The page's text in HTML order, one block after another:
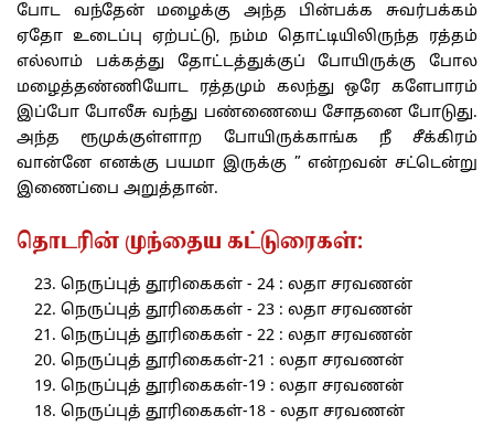
போட வந்தேன் மழைக்கு அந்த பின்பக்க சுவர்பக்கம்
ஏதோ உடைப்பு ஏற்பட்டு, நம்ம தொட்டியிலிருந்த ரத்தம்
எல்லாம் பக்கத்து தோட்டத்துக்குப் போயிருக்கு போல
மழைத்தண்ணியோட ரத்தமும் கலந்து ஒரே களேபாரம்
இப்போ போலீசு வந்து பண்ணையை சோதனை போடுது.
அந்த ரூமுக்குள்ளாற போயிருக்காங்க நீ சீக்கிரம்
வான்னே எனக்கு பயமா இருக்கு ” என்றவன் சட்டென்று
இணைப்பை அறுத்தான்.
தொடரின் முந்தைய கட்டுரைகள்:
நெருப்புத் தூரிகைகள் - 24 : லதா சரவணன்
நெருப்புத் தூரிகைகள் - 23 : லதா சரவணன்
நெருப்புத் தூரிகைகள் - 22 : லதா சரவணன்
நெருப்புத் தூரிகைகள்-21 : லதா சரவணன்
நெருப்புத் தூரிகைகள்-19 : லதா சரவணன்
நெருப்புத் தூரிகைகள்-18 - லதா சரவணன்